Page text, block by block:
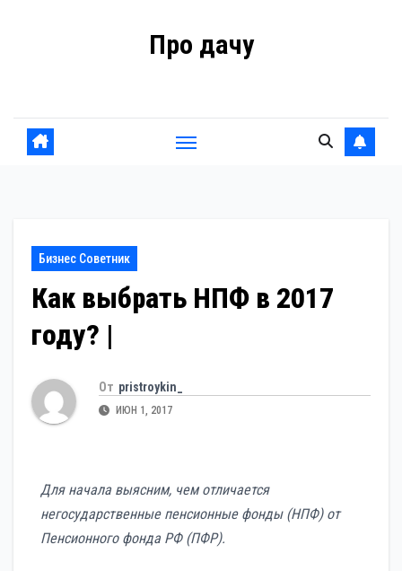
Про дачу
Бизнес Советник
Как выбрать НПФ в 2017
году? |
От pristroykin_
ИЮН 1, 2017
Для начала выясним, чем отличается
негосударственные пенсионные фонды (НПФ) от
Пенсионного фонда РФ (ПФР).